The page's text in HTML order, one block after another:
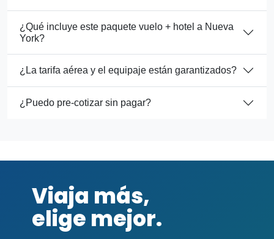
¿Qué incluye este paquete vuelo + hotel a Nueva
York?
¿La tarifa aérea y el equipaje están garantizados?
¿Puedo pre-cotizar sin pagar?
Viaja más,
elige mejor.